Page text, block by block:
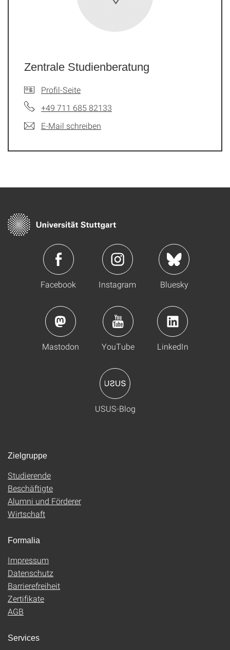
Zentrale Studienberatung
Profil-Seite
+49 711 685 82133
E-Mail schreiben
Facebook Instagram Bluesky
Mastodon YouTube LinkedIn
USUS-Blog
Zielgruppe
Studierende
Beschäftigte
Alumni und Förderer
Wirtschaft
Formalia
Impressum
Datenschutz
Barrierefreiheit
Zertifikate
AGB
Services